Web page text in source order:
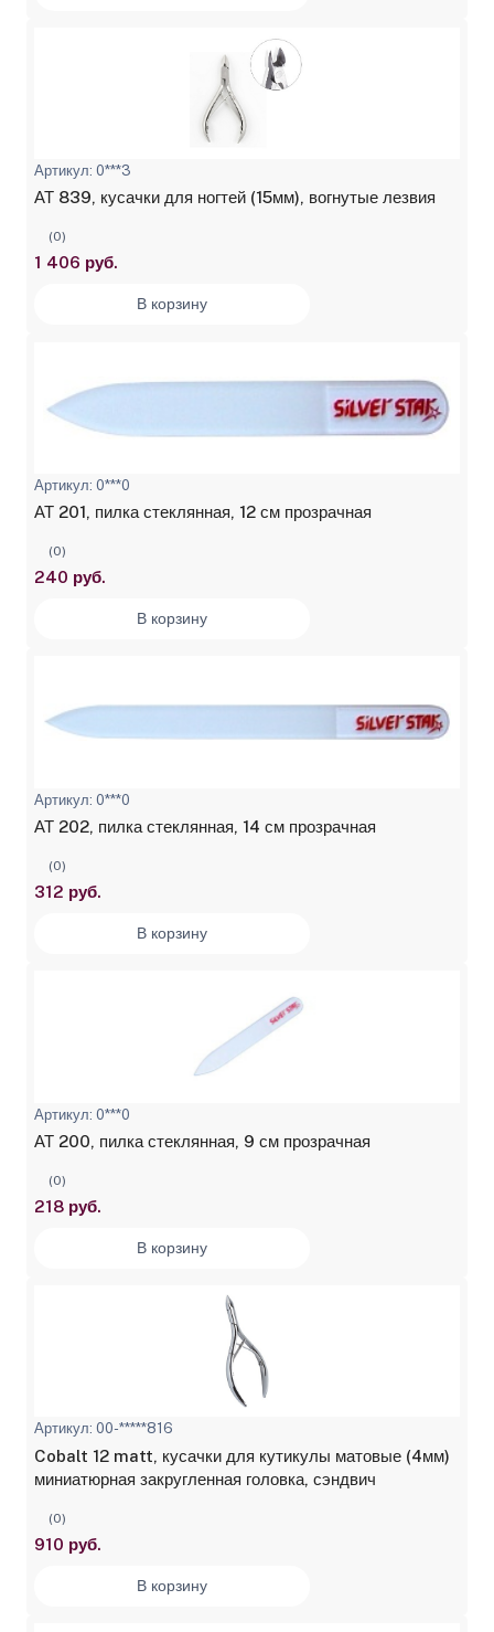
Артикул: 0***3
АТ 839, кусачки для ногтей (15мм), вогнутые лезвия
(0)
1 406 руб.
В корзину
Артикул: 0***0
АТ 201, пилка стеклянная, 12 см прозрачная
(0)
240 руб.
В корзину
Артикул: 0***0
АТ 202, пилка стеклянная, 14 см прозрачная
(0)
312 руб.
В корзину
Артикул: 0***0
АТ 200, пилка стеклянная, 9 см прозрачная
(0)
218 руб.
В корзину
Артикул: 00-*****816
Cobalt 12 matt, кусачки для кутикулы матовые (4мм)
миниатюрная закругленная головка, сэндвич
(0)
910 руб.
В корзину